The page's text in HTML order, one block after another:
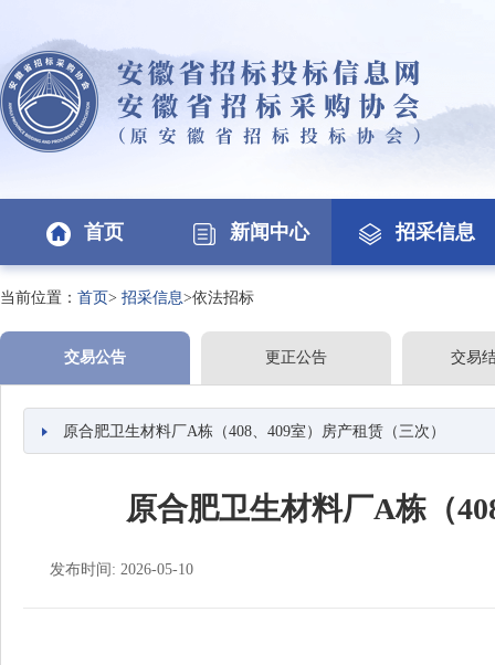
首页 新闻中心 招采信息
当前位置： 首页> 招采信息>依法招标
交易公告 更正公告 交易
原合肥卫生材料厂A栋（408、409室）房产租赁（三次）
原合肥卫生材料厂A栋（
发布时间: 2026-05-10